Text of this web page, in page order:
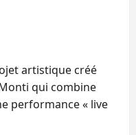
artistique créé
qui combine
performance « live